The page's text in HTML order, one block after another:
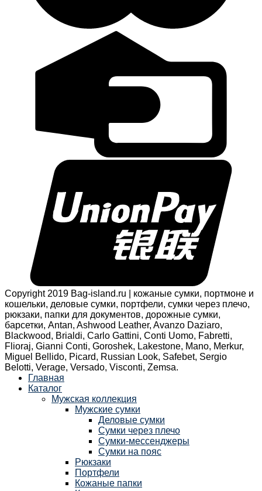
Copyright 2019 Bag-island.ru | кожаные сумки, портмоне и
кошельки, деловые сумки, портфели, сумки через плечо,
рюкзаки, папки для документов, дорожные сумки,
барсетки, Antan, Ashwood Leather, Avanzo Daziaro,
Blackwood, Brialdi, Carlo Gattini, Conti Uomo, Fabretti,
Flioraj, Gianni Conti, Goroshek, Lakestone, Mano, Merkur,
Miguel Bellido, Picard, Russian Look, Safebet, Sergio
Belotti, Verage, Versado, Visconti, Zemsa.
Главная
Каталог
Мужская коллекция
Мужские сумки
Деловые сумки
Сумки через плечо
Сумки-мессенджеры
Сумки на пояс
Рюкзаки
Портфели
Кожаные папки